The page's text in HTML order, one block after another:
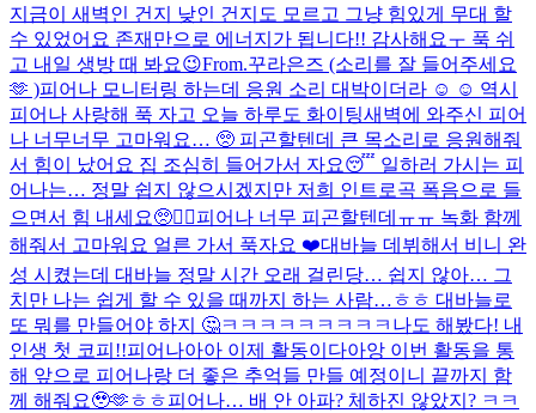
지금이 새벽인 건지 낮인 건지도 모르고 그냥 힘있게 무대 할
수 있었어요 존재만으로 에너지가 됩니다!! 감사해요ㅜ 푹 쉬
고 내일 생방 때 봐요😉From.꾸라은즈 (소리를 잘 들어주세요
🫶 )피어나 모니터링 하는데 응원 소리 대박이더라 ☺️ ☺️ 역시
피어나 사랑해 푹 자고 오늘 하루도 화이팅새벽에 와주신 피어
나 너무너무 고마워요… 🥺 피곤할텐데 큰 목소리로 응원해줘
서 힘이 났어요 집 조심히 들어가서 자요😴 일하러 가시는 피
어나는… 정말 쉽지 않으시겠지만 저희 인트로곡 폭음으로 들
으면서 힘 내세요🥺❤️‍🔥피어나 너무 피곤할텐데ㅠㅠ 녹화 함께
해줘서 고마워요 얼른 가서 푹자요 ❤️대바늘 데뷔해서 비니 완
성 시켰는데 대바늘 정말 시간 오래 걸린당… 쉽지 않아… 그
치만 나는 쉽게 할 수 있을 때까지 하는 사람…ㅎㅎ 대바늘로
또 뭐를 만들어야 하지 🤔ㅋㅋㅋㅋㅋㅋㅋㅋㅋ나도 해봤다! 내
인생 첫 코피!!피어나아아 이제 활동이다아앙 이번 활동을 통
해 앞으로 피어나랑 더 좋은 추억들 만들 예정이니 끝까지 함
께 해줘요🥹🫶ㅎㅎ피어나… 배 안 아파? 체하진 않았지? ㅋㅋ